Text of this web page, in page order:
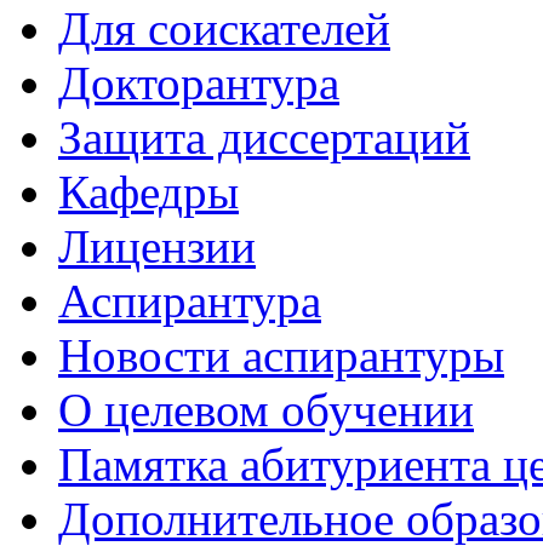
Для соискателей
Докторантура
Защита диссертаций
Кафедры
Лицензии
Аспирантура
Новости аспирантуры
О целевом обучении
Памятка абитуриента
Дополнительное